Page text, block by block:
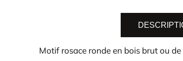
Motif rosace ronde en bois brut ou